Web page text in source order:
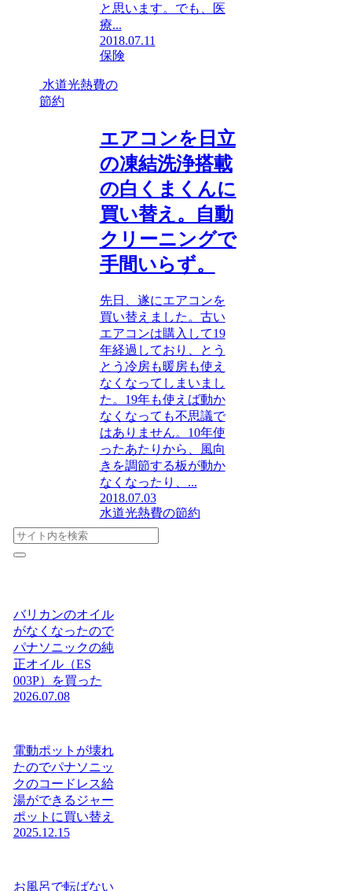
と思います。でも、医
療...
2018.07.11
保険
水道光熱費の
節約
エアコンを日立
の凍結洗浄搭載
の白くまくんに
買い替え。自動
クリーニングで
手間いらず。
先日、遂にエアコンを
買い替えました。古い
エアコンは購入して19
年経過しており、とう
とう冷房も暖房も使え
なくなってしまいまし
た。19年も使えば動か
なくなっても不思議で
はありません。10年使
ったあたりから、風向
きを調節する板が動か
なくなったり、...
2018.07.03
水道光熱費の節約
バリカンのオイル
がなくなったので
パナソニックの純
正オイル（ES
003P）を買った
2026.07.08
電動ポットが壊れ
たのでパナソニッ
クのコードレス給
湯ができるジャー
ポットに買い替え
2025.12.15
お風呂で転ばない